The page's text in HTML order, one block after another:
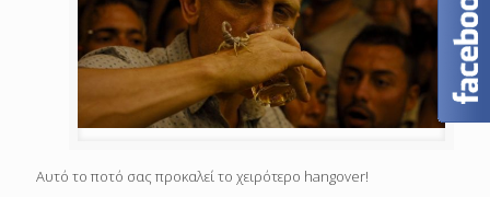
Αυτό το ποτό σας προκαλεί το χειρότερο hangover!